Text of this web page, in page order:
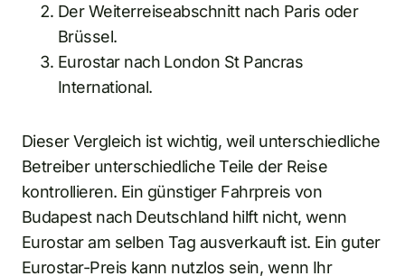
Der Weiterreiseabschnitt nach Paris oder
Brüssel.
Eurostar nach London St Pancras
International.
Dieser Vergleich ist wichtig, weil unterschiedliche
Betreiber unterschiedliche Teile der Reise
kontrollieren. Ein günstiger Fahrpreis von
Budapest nach Deutschland hilft nicht, wenn
Eurostar am selben Tag ausverkauft ist. Ein guter
Eurostar-Preis kann nutzlos sein, wenn Ihr